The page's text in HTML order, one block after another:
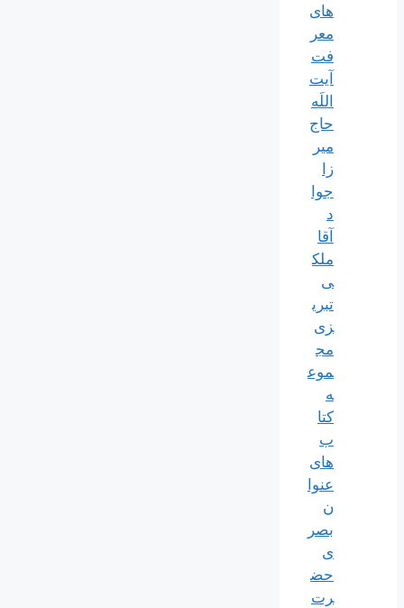
های
معر
فت
آیت
اللَه
حاج
میر
زا
جوا
آقا
ملک
ی
تبری
زی
مج
موع
ه
کتا
ب
های
عنوا
ن
بصر
ی
حض
رت